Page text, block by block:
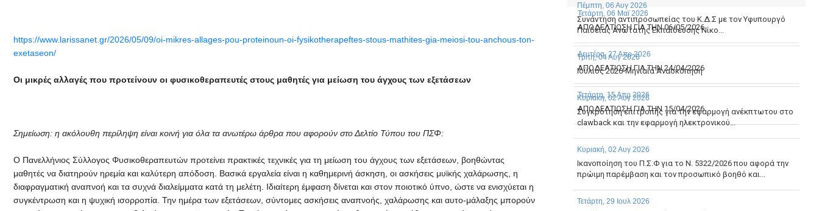
https://www.larissanet.gr/2026/05/09/oi-mikres-allages-pou-proteinoun-oi-fysikotherapeftes-stous-mathites-gia-meiosi-tou-anchous-ton-
exetaseon/
Οι μικρές αλλαγές που προτείνουν οι φυσικοθεραπευτές στους μαθητές για μείωση του άγχους των εξετάσεων
Σημείωση: η ακόλουθη περίληψη είναι κοινή για όλα τα ανωτέρω άρθρα που αφορούν στο Δελτίο Τύπου του ΠΣΦ:
Ο Πανελλήνιος Σύλλογος Φυσικοθεραπευτών προτείνει πρακτικές τεχνικές για τη μείωση του άγχους των εξετάσεων, βοηθώντας
μαθητές να διατηρούν ηρεμία και καλύτερη απόδοση. Βασικά εργαλεία είναι η καθημερινή άσκηση, οι ασκήσεις μυϊκής χαλάρωσης, η
διαφραγματική αναπνοή και τα συχνά διαλείμματα κατά τη μελέτη. Ιδιαίτερη έμφαση δίνεται και στον ποιοτικό ύπνο, ώστε να ενισχύεται η
συγκέντρωση και η ψυχική ισορροπία. Την ημέρα των εξετάσεων, σύντομες ασκήσεις αναπνοής, χαλάρωσης και αυτο-μάλαξης μπορούν
Τετάρτη, 06 Μαϊ 2026
ΑΠΟΔΕΛΤΙΩΣΗ ΓΙΑ ΤΗΝ 06/05/2026
Δευτέρα, 27 Απρ 2026
ΑΠΟΔΕΛΤΙΩΣΗ ΓΙΑ ΤΗΝ 24/04/2026
Τετάρτη, 15 Απρ 2026
ΑΠΟΔΕΛΤΙΩΣΗ ΓΙΑ ΤΗΝ 15/04/2026
Πέμπτη, 06 Αυγ 2026
Συνάντηση αντιπροσωπείας του Κ.Δ.Σ με τον Υφυπουργό
Παιδείας Ανώτατης Εκπαίδευσης Νίκο...
Τρίτη, 04 Αυγ 2026
Ιούλιος 2026-Μηνιαία Ανασκόπηση
Κυριακή, 02 Αυγ 2026
Συγκρότηση επιτροπής για την εφαρμογή ανέκπτωτου στο
clawback και την εφαρμογή ηλεκτρονικού...
Κυριακή, 02 Αυγ 2026
Ικανοποίηση του Π.Σ.Φ για το Ν. 5322/2026 που αφορά την
πρώιμη παρέμβαση και τον προσωπικό βοηθό και...
Τετάρτη, 29 Ιουλ 2026